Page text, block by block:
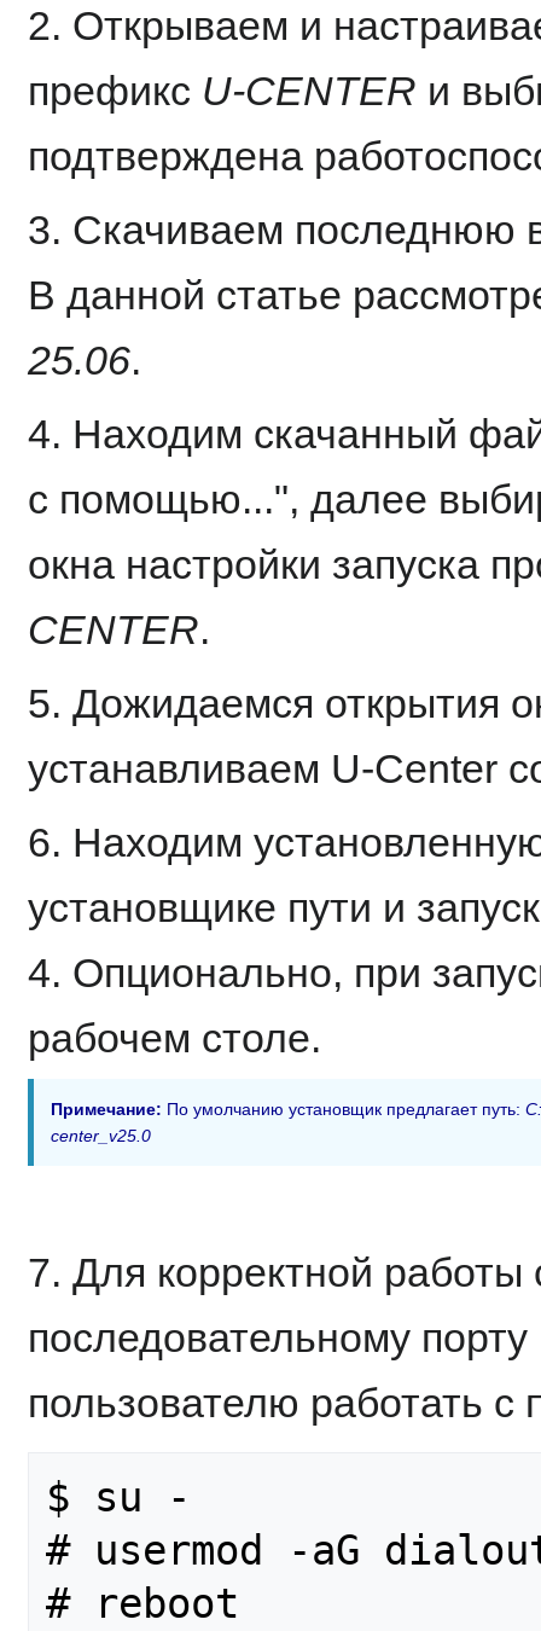
2. Открываем и
префикс U-CENTER и
подтверждена
3. Скачиваем последнюю
В данной статье
25.06.
4. Находим скачанный
с помощью...", далее
окна настройки запуска
CENTER.
5. Дожидаемся открытия
устанавливаем U-Center
6. Находим
установщике пути и
4. Опционально, при
рабочем столе.
Примечание: По умолчанию установщик предлагает путь:
center_v25.0
7. Для корректной
последовательному
пользователю работать
$ su -
# usermod -aG dialout